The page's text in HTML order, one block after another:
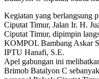
Kegiatan yang berlangsung
Ciputat Timur, Jalan Ir. H.
Ciputat Timur, dipimpin
KOMPOL Bambang Askar
IPTU Hanafi, S.E.
Apel gabungan ini
Brimob Batalyon C